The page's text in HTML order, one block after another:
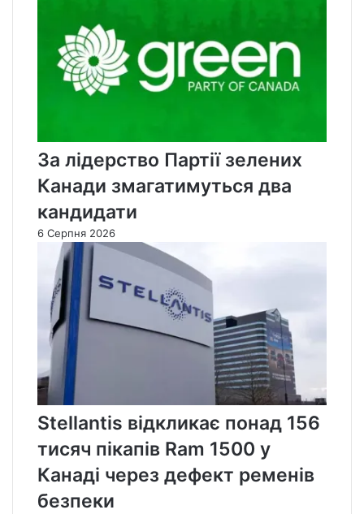
За лідерство Партії зелених
Канади змагатимуться два
кандидати
6 Серпня 2026
Stellantis відкликає понад 156
тисяч пікапів Ram 1500 у
Канаді через дефект ременів
безпеки